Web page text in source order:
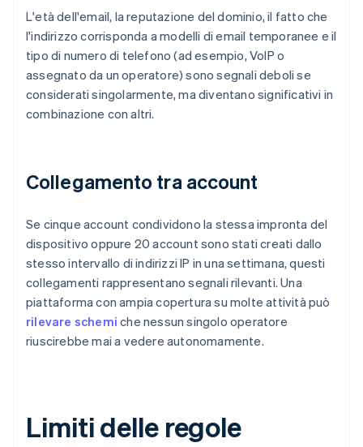
L'età dell'email, la reputazione del dominio, il fatto che
l'indirizzo corrisponda a modelli di email temporanee e il
tipo di numero di telefono (ad esempio, VoIP o
assegnato da un operatore) sono segnali deboli se
considerati singolarmente, ma diventano significativi in
combinazione con altri.
Collegamento tra account
Se cinque account condividono la stessa impronta del
dispositivo oppure 20 account sono stati creati dallo
stesso intervallo di indirizzi IP in una settimana, questi
collegamenti rappresentano segnali rilevanti. Una
piattaforma con ampia copertura su molte attività può
rilevare schemi che nessun singolo operatore
riuscirebbe mai a vedere autonomamente.
Limiti delle regole